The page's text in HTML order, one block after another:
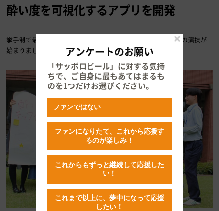
酔い度を可視化するアプリを開発
挙手制で最初に発表したのは5班。発表が始まるやいなや即興の演技が
始まりました。
アンケートのお願い
「サッポロビール」に対する気持
ちで、ご自身に最もあてはまるも
のを1つだけお選びください。
ファンではない
ファンになりたて、これから応援す
るのが楽しみ！
これからもずっと継続して応援した
い！
これまで以上に、夢中になって応援
したい！